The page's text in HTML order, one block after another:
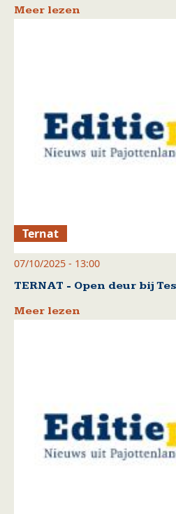
Meer lezen
Ternat
07/10/2025 - 13:00
TERNAT - Open deur bij
Meer lezen